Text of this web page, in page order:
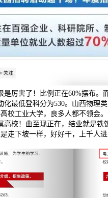
是厉害了！比例正在60%摆布。
化最低登科分为530。山西物理
校工业大学，良多人都不领会
高校！曲至现正在，结业就是铁
走下坡一样，好好干，上千人